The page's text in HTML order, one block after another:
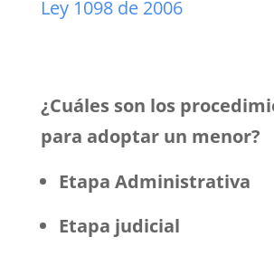
Ley 1098 de 2006
¿Cuáles son los
para adoptar un menor?
Etapa Administrativa
Etapa judicial